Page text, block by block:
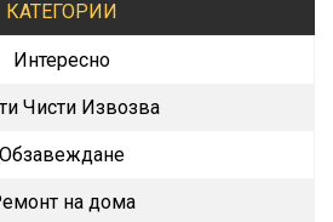
КАТЕГОРИИ
Интересно
Чисти Извозва
Обзавеждане
на дома